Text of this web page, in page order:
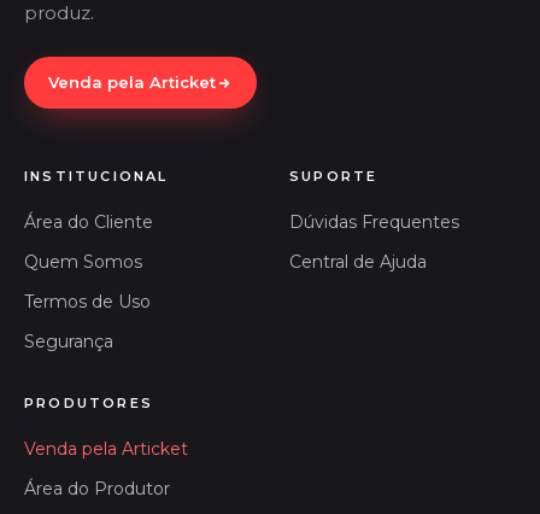
produz.
Venda pela Articket
INSTITUCIONAL
Área do Cliente
Quem Somos
Termos de Uso
Segurança
SUPORTE
Dúvidas Frequentes
Central de Ajuda
PRODUTORES
Venda pela Articket
Área do Produtor